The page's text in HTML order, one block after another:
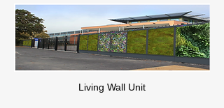
Living Wall Unit